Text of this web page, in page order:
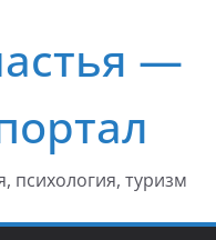
—
психология, туризм